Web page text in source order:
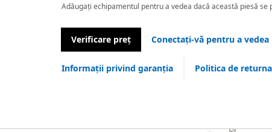
Adăugați echipamentul pentru a vedea dacă această piesă
Verificare preț Conectați-vă pentru a
Informații privind garanția Politica de